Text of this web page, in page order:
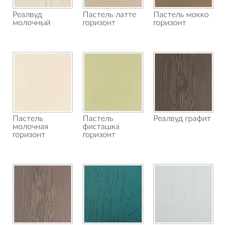
Реалвуд
молочный
Пастель латте
горизонт
Пастель мокко
горизонт
Пастель
молочная
горизонт
Пастель
фисташка
горизонт
Реалвуд графит